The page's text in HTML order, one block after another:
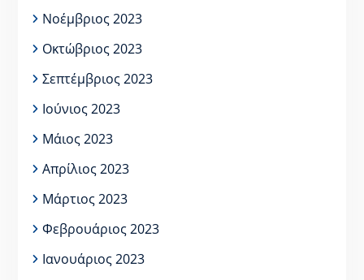
Νοέμβριος 2023
Οκτώβριος 2023
Σεπτέμβριος 2023
Ιούνιος 2023
Μάιος 2023
Απρίλιος 2023
Μάρτιος 2023
Φεβρουάριος 2023
Ιανουάριος 2023